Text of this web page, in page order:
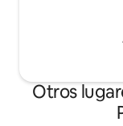
Otros